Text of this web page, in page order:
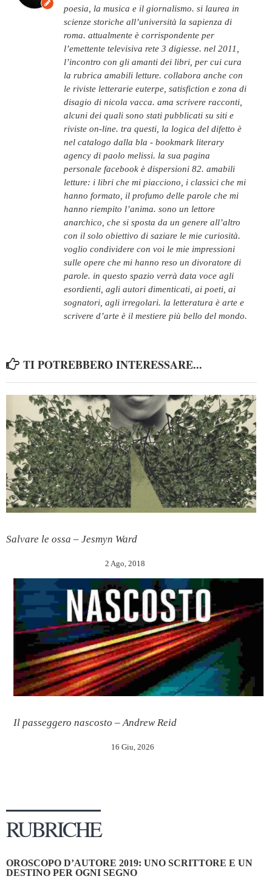
poesia, la musica e il giornalismo. si laurea in
scienze storiche all’università la sapienza di
roma. attualmente è corrispondente per
l’emettente televisiva rete 3 digiesse. nel 2011,
l’incontro con gli amanti dei libri, per cui cura
la rubrica amabili letture. collabora anche con
le riviste letterarie euterpe, satisfiction e zona di
disagio di nicola vacca. ama scrivere racconti,
alcuni dei quali sono stati pubblicati su siti e
riviste on-line. tra questi, la logica del difetto è
nel catalogo dalla bla - bookmark literary
agency di paolo melissi. la sua pagina
personale facebook è dispersioni 82. amabili
letture: i libri che mi piacciono, i classici che mi
hanno formato, il profumo delle parole che mi
hanno riempito l’anima. sono un lettore
anarchico, che si sposta da un genere all’altro
con il solo obiettivo di saziare le mie curiosità.
voglio condividere con voi le mie impressioni
sulle opere che mi hanno reso un divoratore di
parole. in questo spazio verrà data voce agli
esordienti, agli autori dimenticati, ai poeti, ai
sognatori, agli irregolari. la letteratura è arte e
scrivere d’arte è il mestiere più bello del mondo.
TI POTREBBERO INTERESSARE...
Salvare le ossa – Jesmyn Ward
2 Ago, 2018
Il passeggero nascosto – Andrew Reid
16 Giu, 2026
RUBRICHE
OROSCOPO D’AUTORE 2019: UNO SCRITTORE E UN
DESTINO PER OGNI SEGNO